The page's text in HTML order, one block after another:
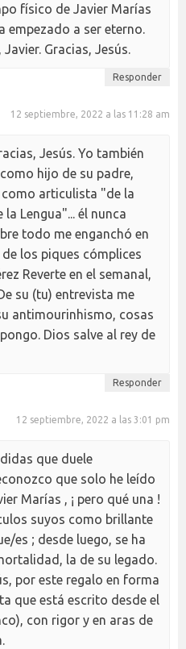
físico de Javier Marías
empezado a ser eterno.
Gracias, Jesús.
Responder
12 septiembre, 2022 a las 11:28 am
Jesús. Yo también
hijo de su padre,
articulista "de la
la Lengua"... él nunca
todo me enganchó en
los piques cómplices
Reverte en el semanal,
su (tu) entrevista me
antimourinhismo, cosas
Dios salve al rey de
Responder
12 septiembre, 2022 a las 3:01 pm
que duele
que solo he leído
Marías , ¡ pero qué una !
suyos como brillante
es ; desde luego, se ha
la de su legado.
por este regalo en forma
que está escrito desde el
con rigor y en aras de